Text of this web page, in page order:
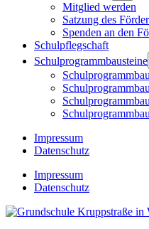
Mitglied werden
Satzung des
Spenden an den
Schulpflegschaft
Schulprogrammbausteine
Impressum
Datenschutz
Impressum
Datenschutz